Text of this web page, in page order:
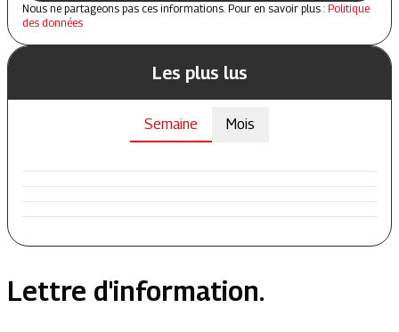
Nous ne partageons pas ces informations. Pour en savoir plus : Politique
des données
Les plus lus
Semaine Mois
Lettre d'information.